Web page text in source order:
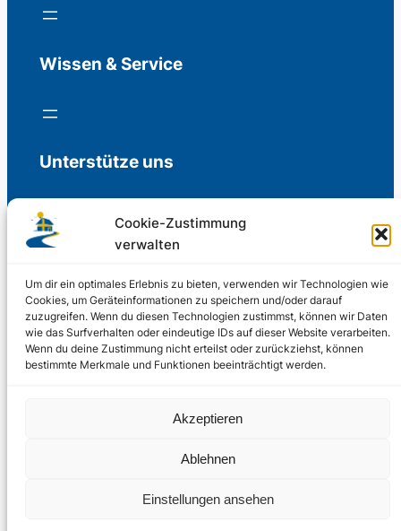
Cookie-Zustimmung
verwalten
Um dir ein optimales Erlebnis zu bieten, verwenden wir Technologien wie
Cookies, um Geräteinformationen zu speichern und/oder darauf
zuzugreifen. Wenn du diesen Technologien zustimmst, können wir Daten
wie das Surfverhalten oder eindeutige IDs auf dieser Website verarbeiten.
Wenn du deine Zustimmung nicht erteilst oder zurückziehst, können
bestimmte Merkmale und Funktionen beeinträchtigt werden.
Akzeptieren
Ablehnen
Einstellungen ansehen
Wissen & Service
Unterstütze uns
Freiwillige Spenden für die Aufrechterhaltung
Support us
© 2002 – 2026